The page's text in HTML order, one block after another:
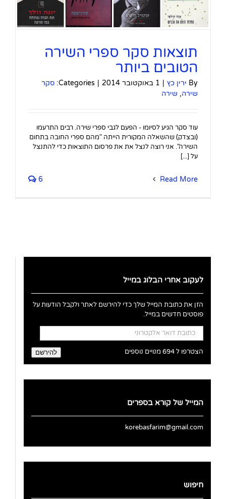
תוצאות סקר ספרי השירה
הטובים ביותר
By ירין כץ | 1 באוקטובר 2014 |
Categories: סקר
שירה, שירה
עוד סקר הגיע לסיומו - הפעם לגבי ספרי שירה. רבים התרעמו
(ובצדק) שהשאלה המקורית הייתה "מהם ספרי החובה בתחום
השירה". אני רוצה לנצל את את פרסום התוצאות כדי להתנצל
על [...]
Read More
6
לעקוב אחרי הבלוג במייל
הזן את כתובת המייל שלך כדי להירשם לאתר ולקבל הודעות על
פוסטים חדשים במייל.
כתובת
דואר
אלקטרוני
להירשם הצטרפו ל 694 מנויים נוספים
המייל של קורא בספרים
korebasfarim@gmail.com
חיפוש